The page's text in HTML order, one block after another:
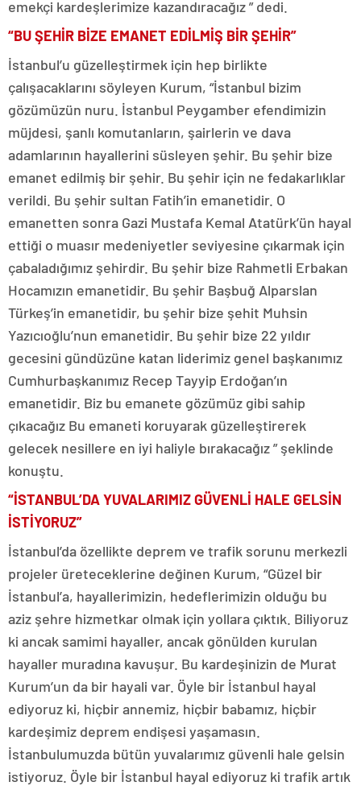
emekçi kardeşlerimize kazandıracağız ” dedi.
“BU ŞEHİR BİZE EMANET EDİLMİŞ BİR ŞEHİR”
İstanbul’u güzelleştirmek için hep birlikte
çalışacaklarını söyleyen Kurum, “İstanbul bizim
gözümüzün nuru. İstanbul Peygamber efendimizin
müjdesi, şanlı komutanların, şairlerin ve dava
adamlarının hayallerini süsleyen şehir. Bu şehir bize
emanet edilmiş bir şehir. Bu şehir için ne fedakarlıklar
verildi. Bu şehir sultan Fatih’in emanetidir. O
emanetten sonra Gazi Mustafa Kemal Atatürk’ün hayal
ettiği o muasır medeniyetler seviyesine çıkarmak için
çabaladığımız şehirdir. Bu şehir bize Rahmetli Erbakan
Hocamızın emanetidir. Bu şehir Başbuğ Alparslan
Türkeş’in emanetidir, bu şehir bize şehit Muhsin
Yazıcıoğlu’nun emanetidir. Bu şehir bize 22 yıldır
gecesini gündüzüne katan liderimiz genel başkanımız
Cumhurbaşkanımız Recep Tayyip Erdoğan’ın
emanetidir. Biz bu emanete gözümüz gibi sahip
çıkacağız Bu emaneti koruyarak güzelleştirerek
gelecek nesillere en iyi haliyle bırakacağız ” şeklinde
konuştu.
“İSTANBUL’DA YUVALARIMIZ GÜVENLİ HALE GELSİN
İSTİYORUZ”
İstanbul’da özellikte deprem ve trafik sorunu merkezli
projeler üreteceklerine değinen Kurum, “Güzel bir
İstanbul’a, hayallerimizin, hedeflerimizin olduğu bu
aziz şehre hizmetkar olmak için yollara çıktık. Biliyoruz
ki ancak samimi hayaller, ancak gönülden kurulan
hayaller muradına kavuşur. Bu kardeşinizin de Murat
Kurum’un da bir hayali var. Öyle bir İstanbul hayal
ediyoruz ki, hiçbir annemiz, hiçbir babamız, hiçbir
kardeşimiz deprem endişesi yaşamasın.
İstanbulumuzda bütün yuvalarımız güvenli hale gelsin
istiyoruz. Öyle bir İstanbul hayal ediyoruz ki trafik artık